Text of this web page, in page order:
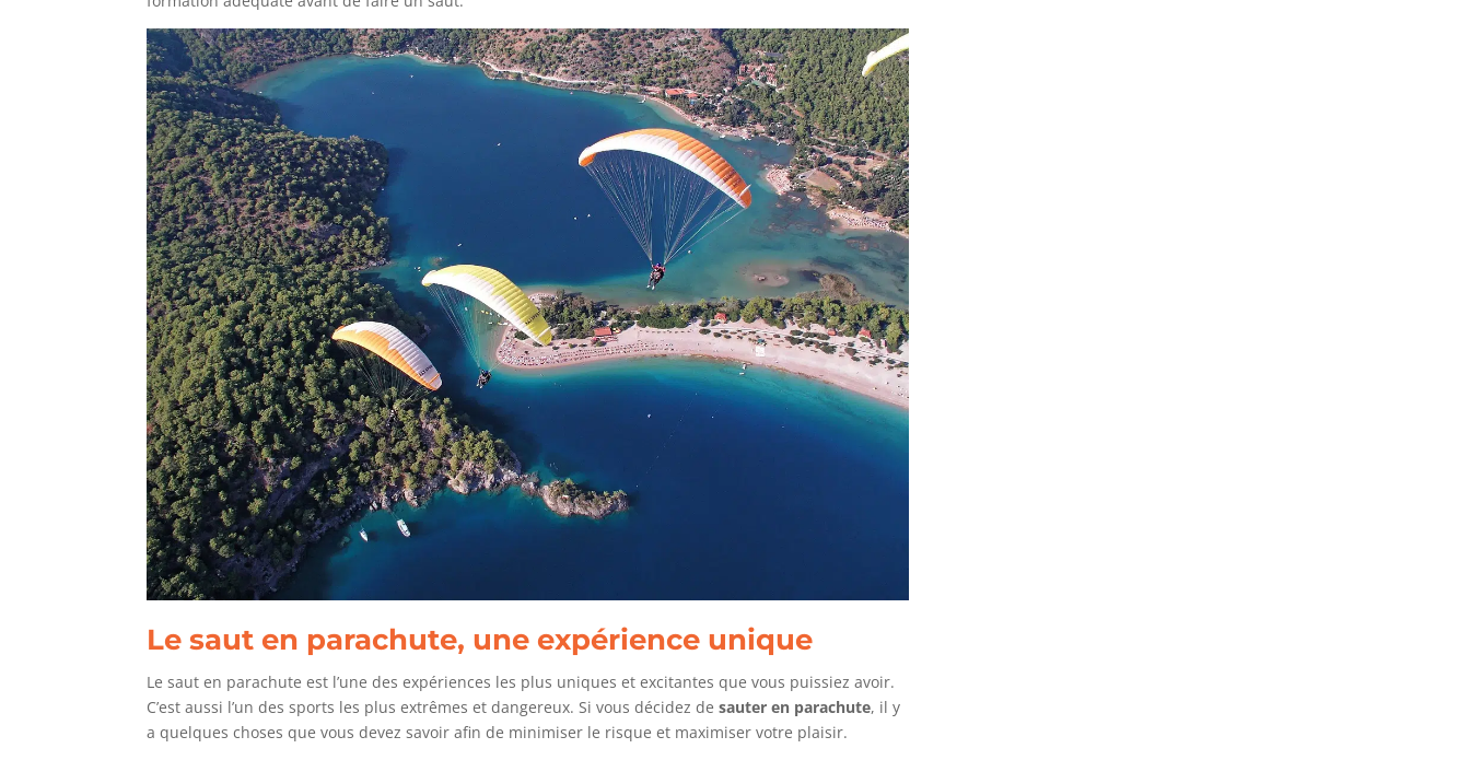
Le saut en parachute, une expérience unique
Le saut en parachute est l’une des expériences les plus uniques et excitantes que vous puissiez avoir.
C’est aussi l’un des sports les plus extrêmes et dangereux. Si vous décidez de sauter en parachute, il y
a quelques choses que vous devez savoir afin de minimiser le risque et maximiser votre plaisir.